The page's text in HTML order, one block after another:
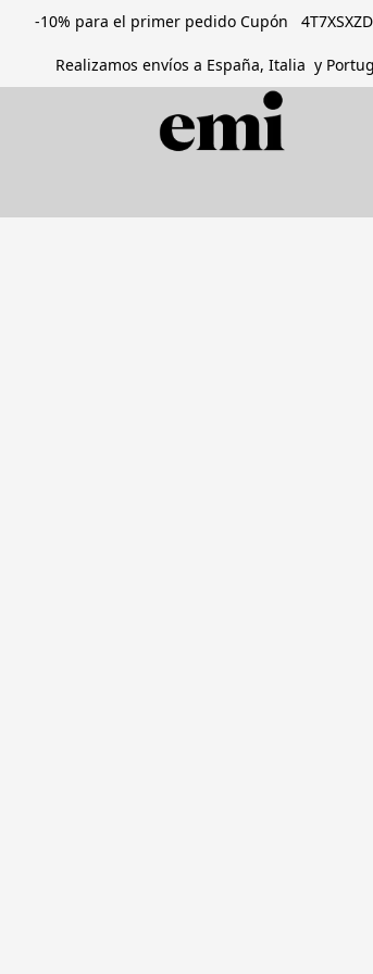
-10% para el primer pedido Cupón
Realizamos envíos a España, Italia y